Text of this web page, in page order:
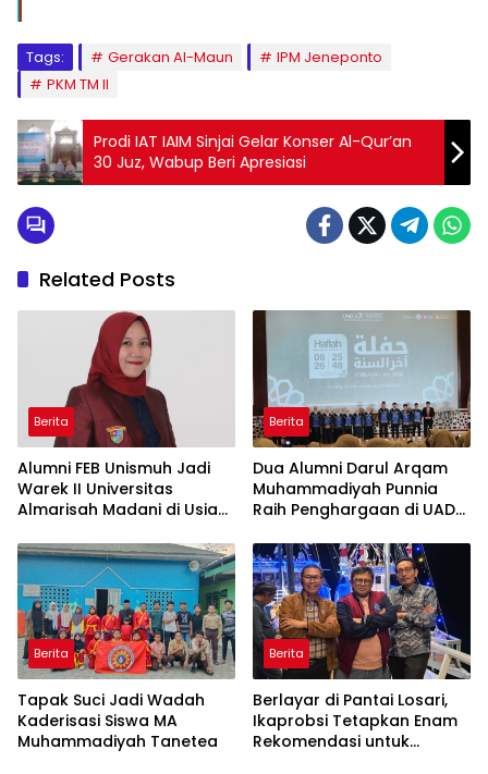
Tags: Gerakan Al-Maun
IPM Jeneponto
PKM TM II
Prodi IAT IAIM Sinjai Gelar Konser Al-Qur’an
30 Juz, Wabup Beri Apresiasi
Related Posts
Berita
Alumni FEB Unismuh Jadi
Warek II Universitas
Almarisah Madani di Usia
Berita
Dua Alumni Darul Arqam
Muhammadiyah Punnia
Raih Penghargaan di UAD
Berita
Tapak Suci Jadi Wadah
Kaderisasi Siswa MA
Muhammadiyah Tanetea
Berita
Berlayar di Pantai Losari,
Ikaprobsi Tetapkan Enam
Rekomendasi untuk